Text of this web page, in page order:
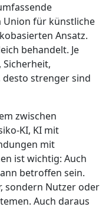
Union für künstliche
Ansatz.
behandelt. Je
strenger sind
zwischen
KI, KI mit
mit
ist wichtig: Auch
betroffen sein.
sondern Nutzer oder
Auch daraus